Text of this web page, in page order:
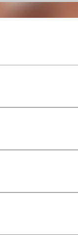
wel 80 graden. Na
de baden. Ook